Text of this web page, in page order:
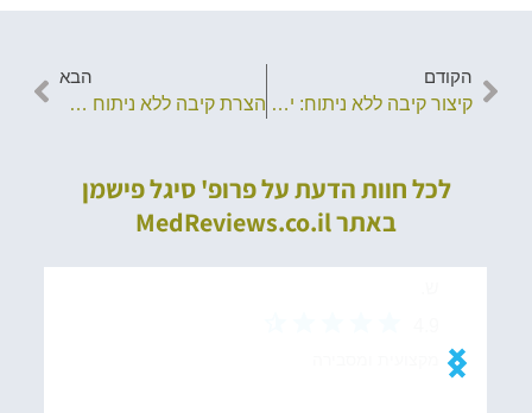
הקודם
קיצור קיבה ללא ניתוח: יתרונות השיטה
הבא
הצרת קיבה ללא ניתוח – בשיטת POSE 2
לכל חוות הדעת על פרופ' סיגל פישמן
באתר MedReviews.co.il